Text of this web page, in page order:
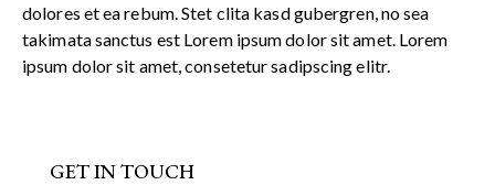
dolores et ea rebum. Stet clita kasd gubergren, no sea
takimata sanctus est Lorem ipsum dolor sit amet. Lorem
ipsum dolor sit amet, consetetur sadipscing elitr.
GET IN TOUCH